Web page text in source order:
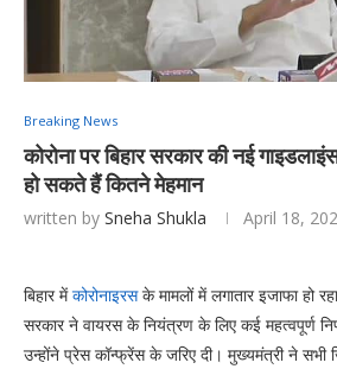
Breaking News
कोरोना पर बिहार सरकार की नई
हो सकते हैं कितने मेहमान
written by Sneha Shukla April 18,
बिहार मेंकोरोनाइरसके मामलों में लगातार इजाफा हो
सरकार ने वायरस के नियंत्रण के लिए कई महत्वपूर्ण
उन्होंने प्रेस कॉन्फ्रेंस के जरिए दी। मुख्यमंत्री ने सभी